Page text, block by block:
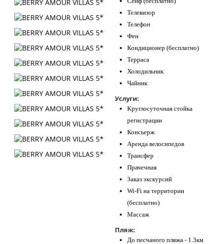
Телевизор
Телефон
Фен
Кондиционер (бесплатно)
Терраса
Холодильник
Чайник
Услуги:
Круглосуточная стойка
регистрации
Консьерж
Аренда велосипедов
Трансфер
Прачечная
Заказ экскурсий
Wi-Fi на территории
(бесплатно)
Массаж
Пляж:
До песчаного пляжа - 1.3км